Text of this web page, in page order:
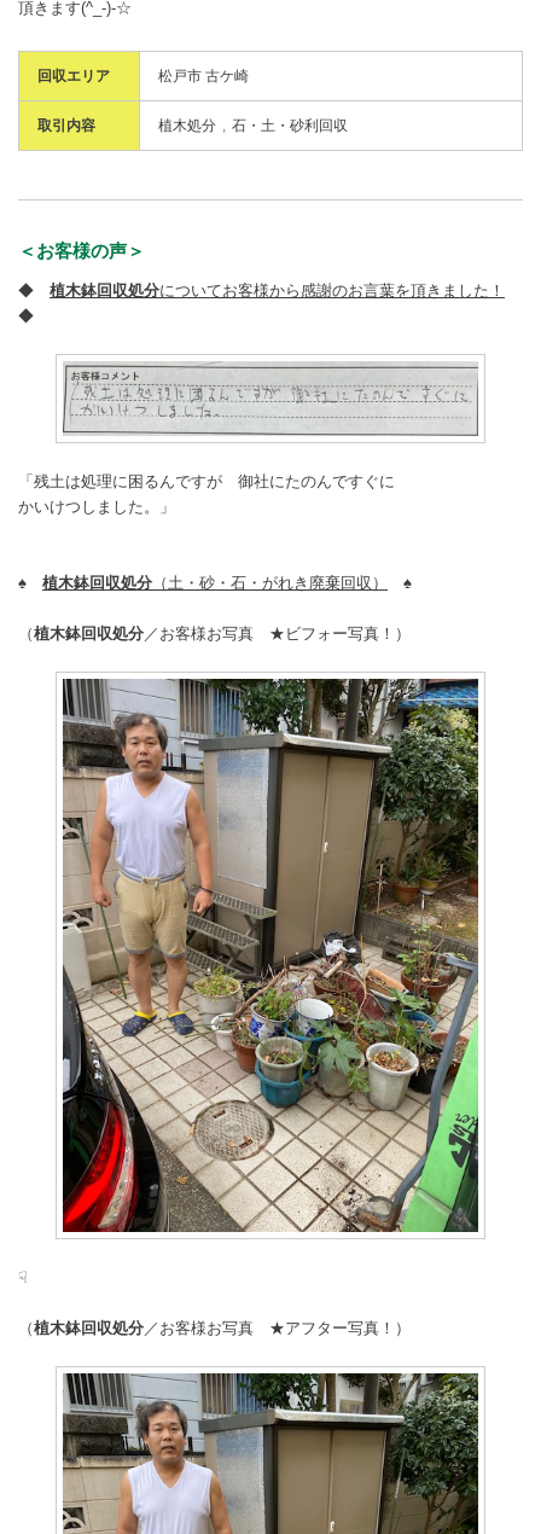
頂きます(^_-)-☆
回収エリア 松戸市 古ケ崎
取引内容 植木処分 石・土・砂利回収
＜お客様の声＞
◆ 植木鉢回収処分についてお客様から感謝のお言葉を頂きました！
◆
「残土は処理に困るんですが 御社にたのんですぐに
かいけつしました。」
♠ 植木鉢回収処分 （土・砂・石・がれき廃棄回収） ♠
（植木鉢回収処分／お客様お写真 ★ビフォー写真！）
☟
（植木鉢回収処分／お客様お写真 ★アフター写真！）